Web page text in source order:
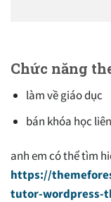
Chức năng
làm về giáo dục
bán khóa học
anh em có thể tìm
https://
tutor-wordpress-